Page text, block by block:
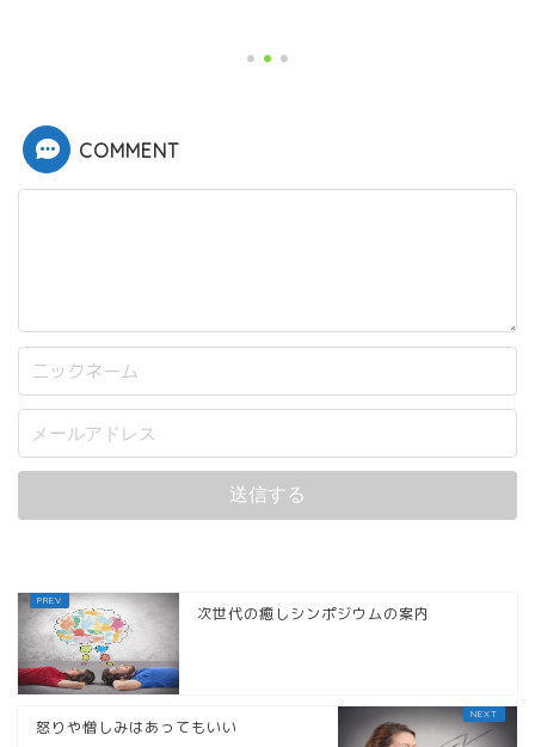
COMMENT
次世代の癒しシンポジウムの案内
怒りや憎しみはあってもいい